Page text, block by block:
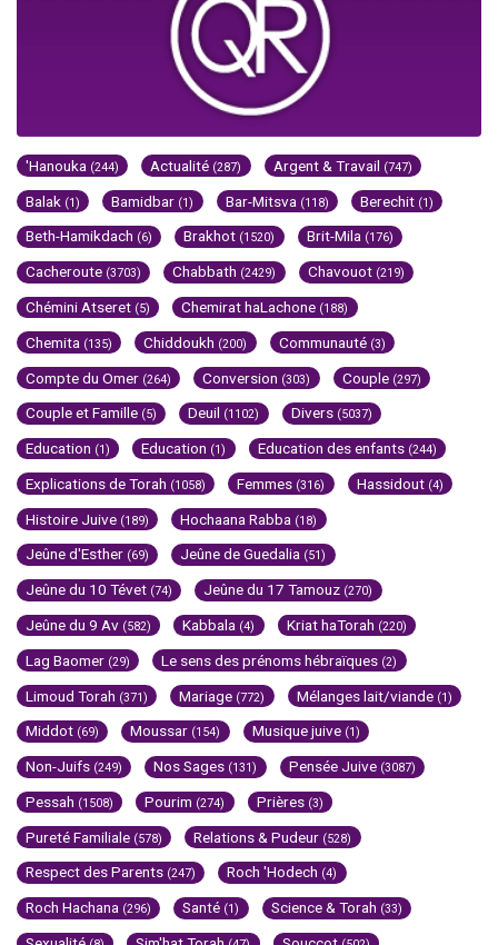
'Hanouka (244) Actualité (287) Argent & Travail (747)
Balak (1) Bamidbar (1) Bar-Mitsva (118) Berechit (1)
Beth-Hamikdach (6) Brakhot (1520) Brit-Mila (176)
Cacheroute (3703) Chabbath (2429) Chavouot (219)
Chémini Atseret (5) Chemirat haLachone (188)
Chemita (135) Chiddoukh (200) Communauté (3)
Compte du Omer (264) Conversion (303) Couple (297)
Couple et Famille (5) Deuil (1102) Divers (5037)
Education (1) Education (1) Education des enfants (244)
Explications de Torah (1058) Femmes (316) Hassidout (4)
Histoire Juive (189) Hochaana Rabba (18)
Jeûne d'Esther (69) Jeûne de Guedalia (51)
Jeûne du 10 Tévet (74) Jeûne du 17 Tamouz (270)
Jeûne du 9 Av (582) Kabbala (4) Kriat haTorah (220)
Lag Baomer (29) Le sens des prénoms hébraïques (2)
Limoud Torah (371) Mariage (772) Mélanges lait/viande (1)
Middot (69) Moussar (154) Musique juive (1)
Non-Juifs (249) Nos Sages (131) Pensée Juive (3087)
Pessah (1508) Pourim (274) Prières (3)
Pureté Familiale (578) Relations & Pudeur (528)
Respect des Parents (247) Roch 'Hodech (4)
Roch Hachana (296) Santé (1) Science & Torah (33)